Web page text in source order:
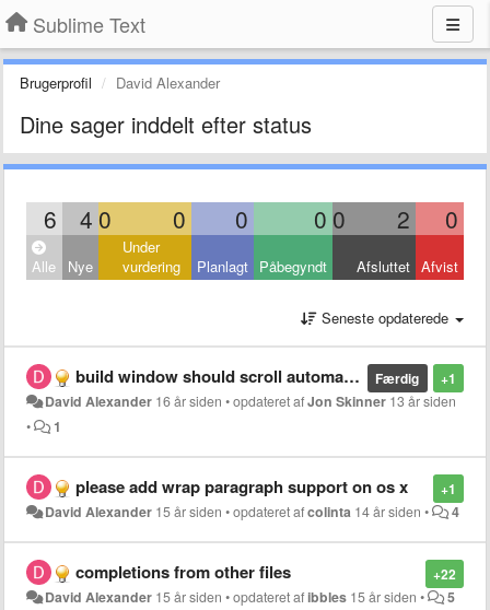
Sublime Text
Brugerprofil David Alexander
Dine sager inddelt efter status
6 4 0 0 0 0 0 2 0
Alle Nye
Under
vurdering
Planlagt Påbegyndt Afsluttet Afvist
Seneste opdaterede
+1
Færdig
build window should scroll automatically
David Alexander 16 år siden •opdateret afJon Skinner 13 år siden
•
1
+1
please add wrap paragraph support on os x
David Alexander 15 år siden •opdateret afcolinta 14 år siden • 4
+22
completions from other files
David Alexander 15 år siden •opdateret afibbles 15 år siden • 5